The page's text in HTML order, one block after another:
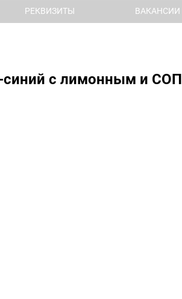
РЕКВИЗИТЫ ВАКАНСИИ
синий с лимонным и СОП